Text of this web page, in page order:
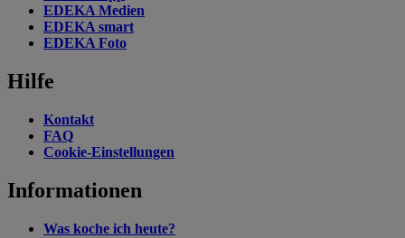
EDEKA Medien
EDEKA smart
EDEKA Foto
Hilfe
Kontakt
FAQ
Cookie-Einstellungen
Informationen
Was koche ich heute?